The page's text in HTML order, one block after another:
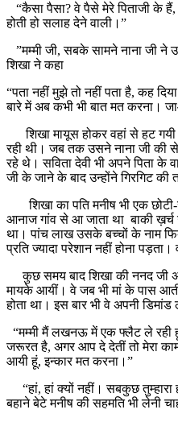
“कैसा पैसा? वे पैसे मेरे पिताजी के
होती हो सलाह देने वाली।”
”मम्मी जी, सबके सामने नाना जी
शिखा ने कहा
“पता नहीं मुझे तो नहीं पता है, कह
बारे में अब कभी भी बात मत करना।
शिखा मायूस होकर वहां से हट
रही थी। जब तक उसने नाना जी की
रहे थे। सविता देवी भी अपने पिता के
जी के जाने के बाद उन्होंने गिरगिट की
शिखा का पति मनीष भी एक छोटी-
आनाज गांव से आ जाता था बाकी
था। पांच लाख उसके बच्चों के नाम
प्रति ज्यादा परेशान नहीं होना
कुछ समय बाद शिखा की ननद जी
मायके आयीं। वे जब भी मां के पास
होता था। इस बार भी वे अपनी
“मम्मी मैं लखनऊ में एक फ्लैट ले रही
जरूरत है, अगर आप दे देतीं तो मेरा
आयी हूं, इन्कार मत करना।”
“हां, हां क्यों नहीं। सबकुछ तुम्हारा
बहाने बेटे मनीष की सहमति भी लेनी